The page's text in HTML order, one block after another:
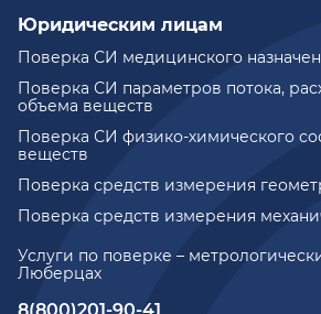
Услуги по поверке –
Люберцах
Юридическим лицам
Поверка СИ медицинского
Поверка СИ параметров потока,
объема веществ
Поверка СИ физико-химического
веществ
Поверка средств измерения
Поверка средств измерения